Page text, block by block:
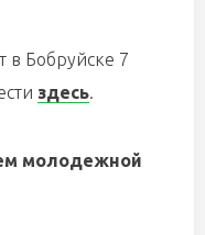
в Бобруйске 7
здесь.
молодежной